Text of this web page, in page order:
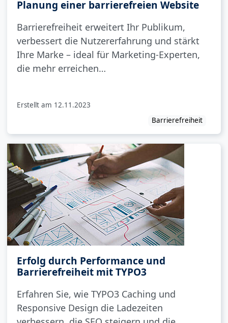
Planung einer barrierefreien Website
Barrierefreiheit erweitert Ihr Publikum,
verbessert die Nutzererfahrung und stärkt
Ihre Marke – ideal für Marketing-Experten,
die mehr erreichen…
Erstellt am 12.11.2023
Barrierefreiheit
Erfolg durch Performance und
Barrierefreiheit mit TYPO3
Erfahren Sie, wie TYPO3 Caching und
Responsive Design die Ladezeiten